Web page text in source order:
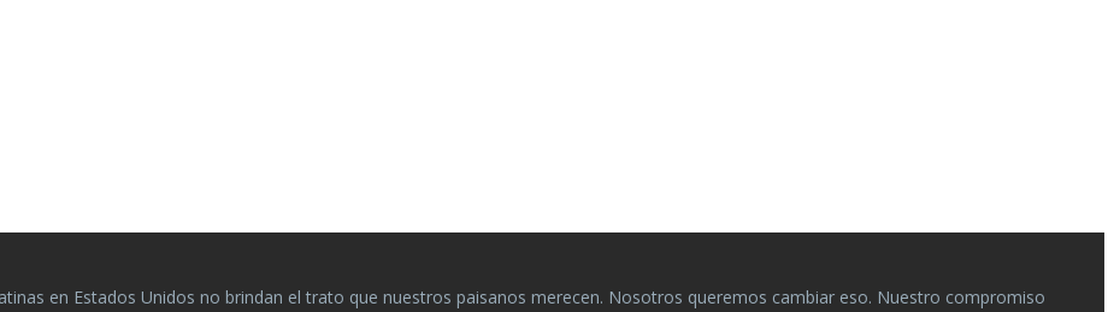
en Estados Unidos no brindan el trato que nuestros paisanos merecen. Nosotros queremos cambiar eso. Nuestro compromiso